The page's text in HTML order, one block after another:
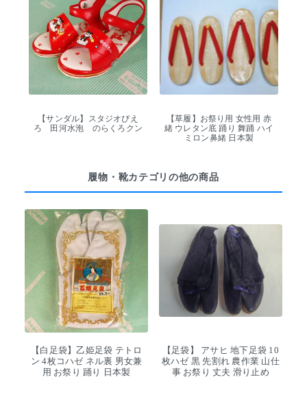
【サンダル】スタジオぴえ
ろ 田河水泡 のらくろクン
【草履】お祭り用 女性用 赤
緒 ウレタン底 踊り 舞踊 ハイ
ミロン鼻緒 日本製
履物・靴カテゴリの他の商品
【白足袋】乙姫足袋 テトロ
ン 4枚コハゼ ネル裏 男女兼
用 お祭り 踊り 日本製
【足袋】 アサヒ 地下足袋 10
枚ハゼ 黒 先割れ 農作業 山仕
事 お祭り 丈夫 滑り止め